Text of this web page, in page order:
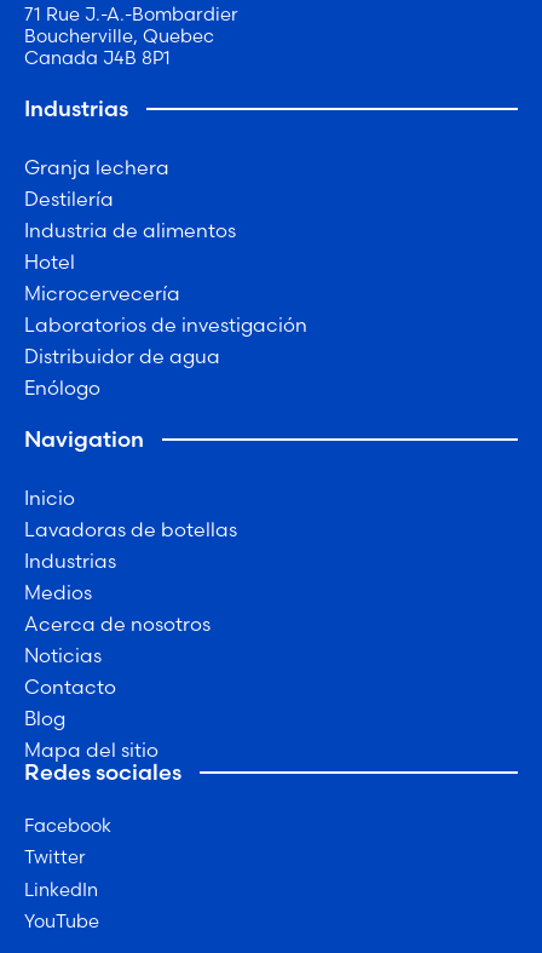
71 Rue J.-A.-Bombardier
Boucherville, Quebec
Canada J4B 8P1
Industrias
Granja lechera
Destilería
Industria de alimentos
Hotel
Microcervecería
Laboratorios de investigación
Distribuidor de agua
Enólogo
Navigation
Inicio
Lavadoras de botellas
Industrias
Medios
Acerca de nosotros
Noticias
Contacto
Blog
Mapa del sitio
Redes sociales
Facebook
Twitter
LinkedIn
YouTube